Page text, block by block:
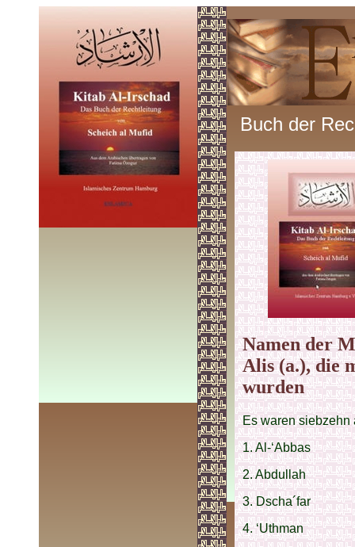
Buch der
Namen der
Alis (a.), die
wurden
Es waren siebzehn
1. Al-‘Abbas
2. Abdullah
3. Dscha´far
4. ‘Uthman